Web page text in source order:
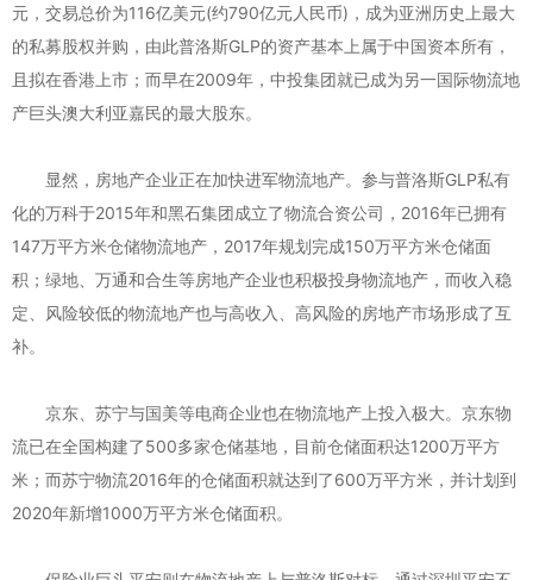
元，交易总价为116亿美元(约790亿元人民币)，成为亚洲历史上最大
的私募股权并购，由此普洛斯GLP的资产基本上属于中国资本所有，
且拟在香港上市；而早在2009年，中投集团就已成为另一国际物流地
产巨头澳大利亚嘉民的最大股东。
显然，房地产企业正在加快进军物流地产。参与普洛斯GLP私有
化的万科于2015年和黑石集团成立了物流合资公司，2016年已拥有
147万平方米仓储物流地产，2017年规划完成150万平方米仓储面
积；绿地、万通和合生等房地产企业也积极投身物流地产，而收入稳
定、风险较低的物流地产也与高收入、高风险的房地产市场形成了互
补。
京东、苏宁与国美等电商企业也在物流地产上投入极大。京东物
流已在全国构建了500多家仓储基地，目前仓储面积达1200万平方
米；而苏宁物流2016年的仓储面积就达到了600万平方米，并计划到
2020年新增1000万平方米仓储面积。